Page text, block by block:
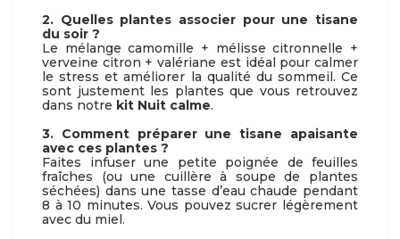
2. Quelles plantes associer pour une tisane
du soir ?
Le mélange camomille + mélisse citronnelle +
verveine citron + valériane est idéal pour calmer
le stress et améliorer la qualité du sommeil. Ce
sont justement les plantes que vous retrouvez
dans notre kit Nuit calme.
3. Comment préparer une tisane apaisante
avec ces plantes ?
Faites infuser une petite poignée de feuilles
fraîches (ou une cuillère à soupe de plantes
séchées) dans une tasse d’eau chaude pendant
8 à 10 minutes. Vous pouvez sucrer légèrement
avec du miel.